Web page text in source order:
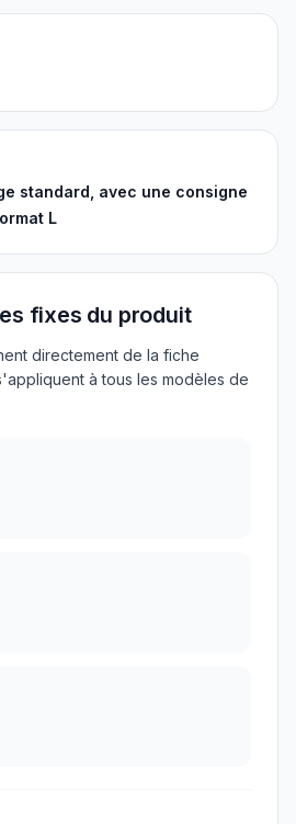
standard, avec une consigne
L
fixes du produit
directement de la fiche
à tous les modèles de